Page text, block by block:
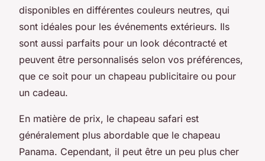
disponibles en différentes couleurs neutres, qui
sont idéales pour les événements extérieurs. Ils
sont aussi parfaits pour un look décontracté et
peuvent être personnalisés selon vos préférences,
que ce soit pour un chapeau publicitaire ou pour
un cadeau.
En matière de prix, le chapeau safari est
généralement plus abordable que le chapeau
Panama. Cependant, il peut être un peu plus cher